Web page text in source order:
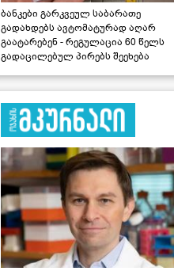
ბანკები გარკვეულ საბარათე
გადახდებს ავტომატურად აღარ
გაატარებენ - რეგულაცია 60 წელს
გადაცილებულ პირებს შეეხება